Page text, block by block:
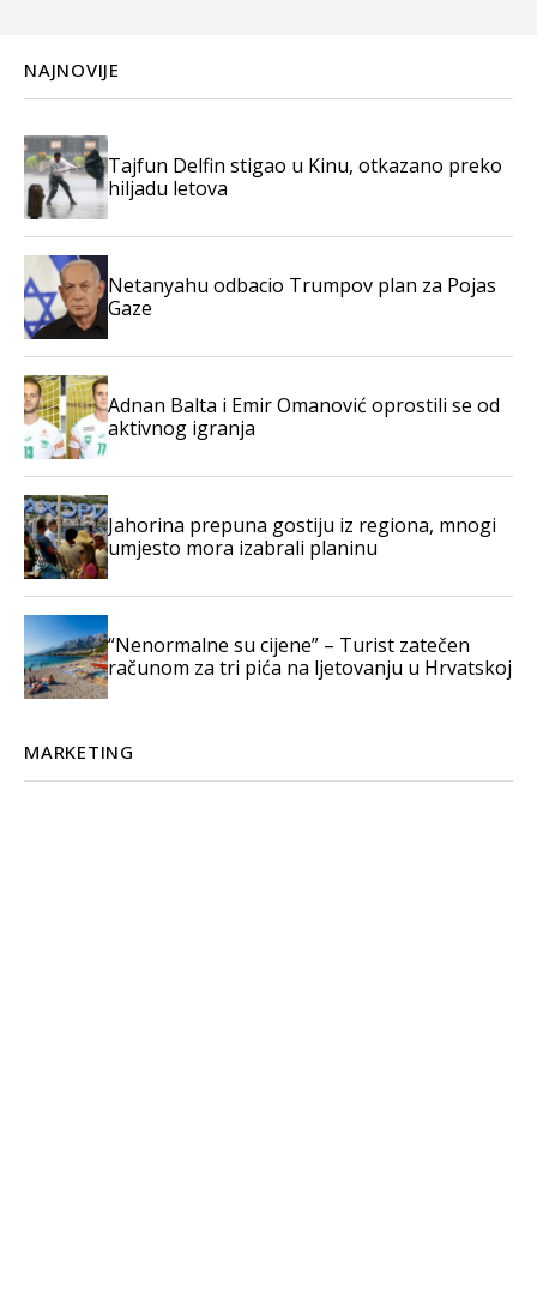
NAJNOVIJE
Tajfun Delfin stigao u Kinu, otkazano preko
hiljadu letova
Netanyahu odbacio Trumpov plan za Pojas
Gaze
Adnan Balta i Emir Omanović oprostili se od
aktivnog igranja
Jahorina prepuna gostiju iz regiona, mnogi
umjesto mora izabrali planinu
“Nenormalne su cijene” – Turist zatečen
računom za tri pića na ljetovanju u Hrvatskoj
MARKETING